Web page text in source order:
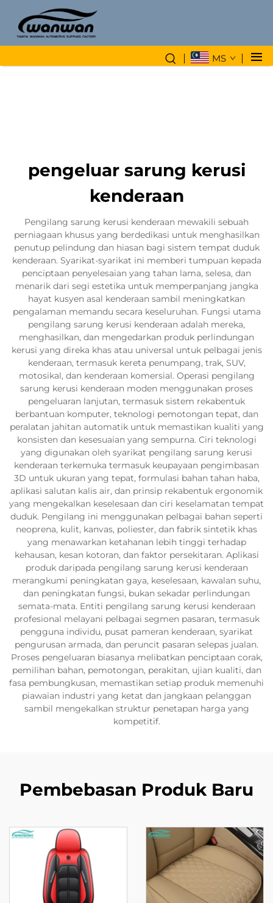
MS
pengeluar sarung kerusi
kenderaan
Pengilang sarung kerusi kenderaan mewakili sebuah
perniagaan khusus yang berdedikasi untuk menghasilkan
penutup pelindung dan hiasan bagi sistem tempat duduk
kenderaan. Syarikat-syarikat ini memberi tumpuan kepada
penciptaan penyelesaian yang tahan lama, selesa, dan
menarik dari segi estetika untuk memperpanjang jangka
hayat kusyen asal kenderaan sambil meningkatkan
pengalaman memandu secara keseluruhan. Fungsi utama
pengilang sarung kerusi kenderaan adalah mereka,
menghasilkan, dan mengedarkan produk perlindungan
kerusi yang direka khas atau universal untuk pelbagai jenis
kenderaan, termasuk kereta penumpang, trak, SUV,
motosikal, dan kenderaan komersial. Operasi pengilang
sarung kerusi kenderaan moden menggunakan proses
pengeluaran lanjutan, termasuk sistem rekabentuk
berbantuan komputer, teknologi pemotongan tepat, dan
peralatan jahitan automatik untuk memastikan kualiti yang
konsisten dan kesesuaian yang sempurna. Ciri teknologi
yang digunakan oleh syarikat pengilang sarung kerusi
kenderaan terkemuka termasuk keupayaan pengimbasan
3D untuk ukuran yang tepat, formulasi bahan tahan haba,
aplikasi salutan kalis air, dan prinsip rekabentuk ergonomik
yang mengekalkan keselesaan dan ciri keselamatan tempat
duduk. Pengilang ini menggunakan pelbagai bahan seperti
neoprena, kulit, kanvas, poliester, dan fabrik sintetik khas
yang menawarkan ketahanan lebih tinggi terhadap
kehausan, kesan kotoran, dan faktor persekitaran. Aplikasi
produk daripada pengilang sarung kerusi kenderaan
merangkumi peningkatan gaya, keselesaan, kawalan suhu,
dan peningkatan fungsi, bukan sekadar perlindungan
semata-mata. Entiti pengilang sarung kerusi kenderaan
profesional melayani pelbagai segmen pasaran, termasuk
pengguna individu, pusat pameran kenderaan, syarikat
pengurusan armada, dan peruncit pasaran selepas jualan.
Proses pengeluaran biasanya melibatkan penciptaan corak,
pemilihan bahan, pemotongan, perakitan, ujian kualiti, dan
fasa pembungkusan, memastikan setiap produk memenuhi
piawaian industri yang ketat dan jangkaan pelanggan
sambil mengekalkan struktur penetapan harga yang
kompetitif.
Pembebasan Produk Baru